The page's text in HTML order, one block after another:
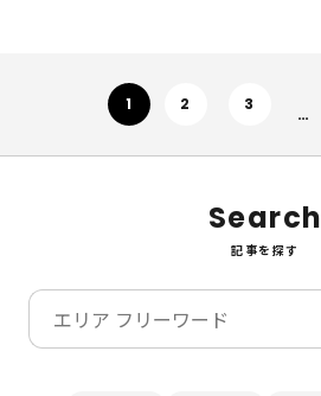
1 2 3
…
Search
記事を探す